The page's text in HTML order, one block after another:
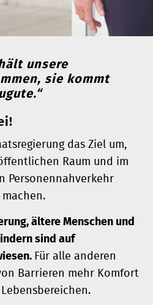
unsere
sie kommt
das Ziel um,
Raum und im
Personennahverkehr
machen.
ältere Menschen und
sind auf
Für alle anderen
Barrieren mehr Komfort